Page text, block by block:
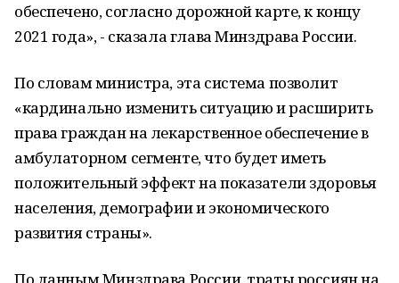
обеспечено, согласно дорожной карте, к концу
2021 года», - сказала глава Минздрава России.
По словам министра, эта система позволит
«кардинально изменить ситуацию и расширить
права граждан на лекарственное обеспечение в
амбулаторном сегменте, что будет иметь
положительный эффект на показатели здоровья
населения, демографии и экономического
развития страны».